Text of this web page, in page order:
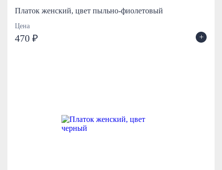
Платок женский, цвет пыльно-фиолетовый
Цена
470 ₽ +